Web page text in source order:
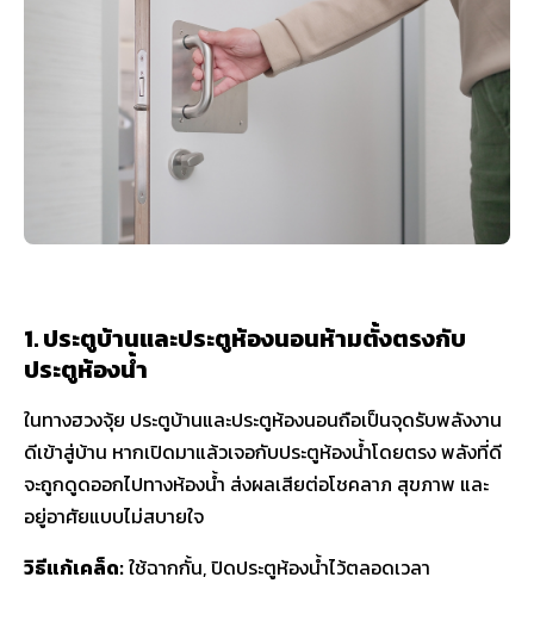
1. ประตูบ้านและประตูห้องนอนห้ามตั้งตรงกับ
ประตูห้องน้ำ
ในทางฮวงจุ้ย ประตูบ้านและประตูห้องนอนถือเป็นจุดรับพลังงาน
ดีเข้าสู่บ้าน หากเปิดมาแล้วเจอกับประตูห้องน้ำโดยตรง พลังที่ดี
จะถูกดูดออกไปทางห้องน้ำ ส่งผลเสียต่อโชคลาภ สุขภาพ และ
อยู่อาศัยแบบไม่สบายใจ
วิธีแก้เคล็ด:ใช้ฉากกั้น, ปิดประตูห้องน้ำไว้ตลอดเวลา